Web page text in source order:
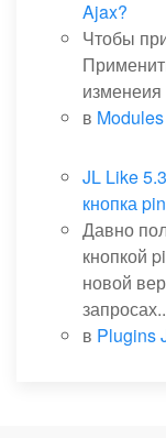
Ajax?
Чтобы
изменеия
в
JL Like
кнопка
Давно
кнопкой
новой
в Plugins